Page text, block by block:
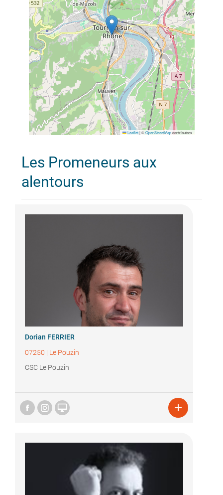
Leaflet |©OpenStreetMapcontributors
Les Promeneurs aux
alentours
Dorian FERRIER
07250 | Le Pouzin
CSC Le Pouzin
 